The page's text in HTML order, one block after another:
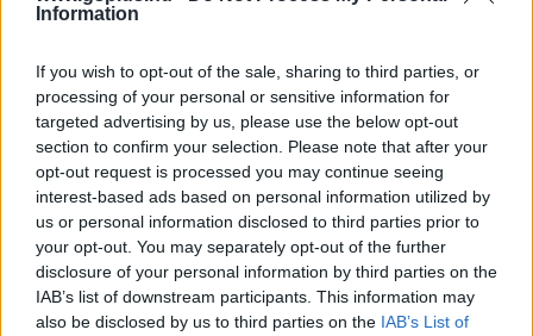
Information
If you wish to opt-out of the sale, sharing to third parties, or
processing of your personal or sensitive information for
targeted advertising by us, please use the below opt-out
section to confirm your selection. Please note that after your
opt-out request is processed you may continue seeing
interest-based ads based on personal information utilized by
us or personal information disclosed to third parties prior to
your opt-out. You may separately opt-out of the further
disclosure of your personal information by third parties on the
IAB’s list of downstream participants. This information may
also be disclosed by us to third parties on the IAB’s List of
Így borította fel a Sony a nyarat – Rozsomák, Faye és
az Until Dawn visszatérése
| 2026.06.03 16:21
Marvel's Wolverine, új God of War és Until Dawn 2 is érkezik
a PlayStationre.